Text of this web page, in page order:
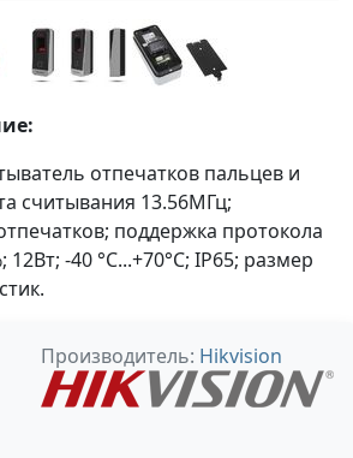
отпечатков пальцев и
считывания 13.56МГц;
поддержка протокола
12Вт; -40 °C...+70°C; IP65; размер
Производитель: Hikvision